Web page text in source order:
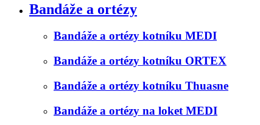
Bandáže a ortézy
Bandáže a ortézy kotníku MEDI
Bandáže a ortézy kotníku ORTEX
Bandáže a ortézy kotníku Thuasne
Bandáže a ortézy na loket MEDI